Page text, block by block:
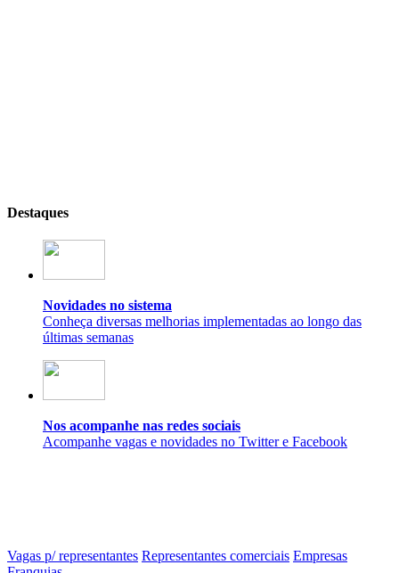
Destaques
Novidades no sistema
Conheça diversas melhorias implementadas ao longo das
últimas semanas
Nos acompanhe nas redes sociais
Acompanhe vagas e novidades no Twitter e Facebook
Vagas p/ representantes Representantes comerciais Empresas